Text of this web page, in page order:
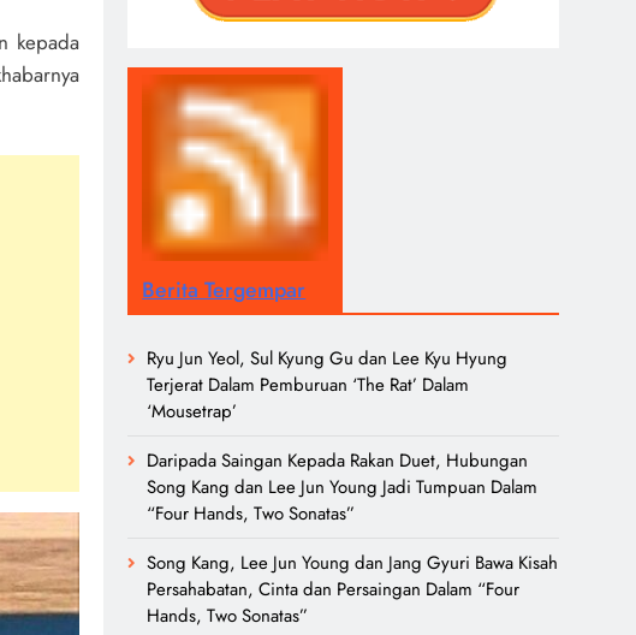
kepada
Berita Tergempar
Ryu Jun Yeol, Sul Kyung Gu dan Lee Kyu Hyung
Terjerat Dalam Pemburuan ‘The Rat’ Dalam
‘Mousetrap’
Daripada Saingan Kepada Rakan Duet, Hubungan
Song Kang dan Lee Jun Young Jadi Tumpuan Dalam
“Four Hands, Two Sonatas”
Song Kang, Lee Jun Young dan Jang Gyuri Bawa Kisah
Persahabatan, Cinta dan Persaingan Dalam “Four
Hands, Two Sonatas”